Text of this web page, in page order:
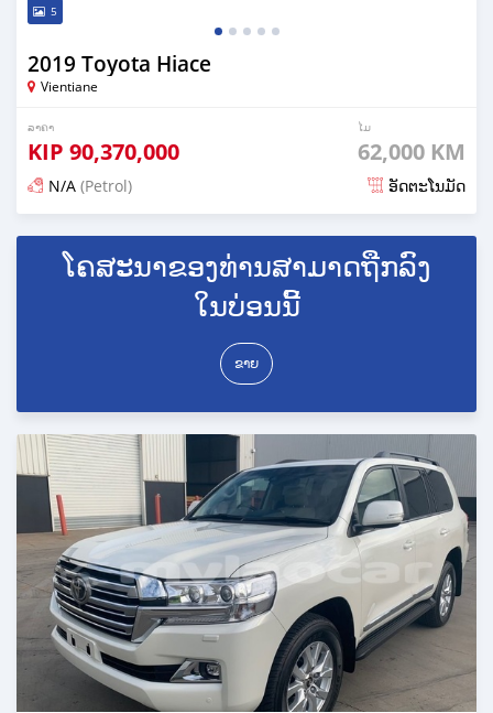
5
2019 Toyota Hiace
Vientiane
ລາຄາ
KIP 90,370,000
ໄມ
62,000 KM
N/A (Petrol) ອັດຕະໂນມັດ
ໂພດ 20 ມື້ ກ່ອນ ໜ້າ ນີ້
ໂຄສະນາຂອງທ່ານສາມາດຖືກລົງ
ໃນບ່ອນນີ້
ຂາຍ